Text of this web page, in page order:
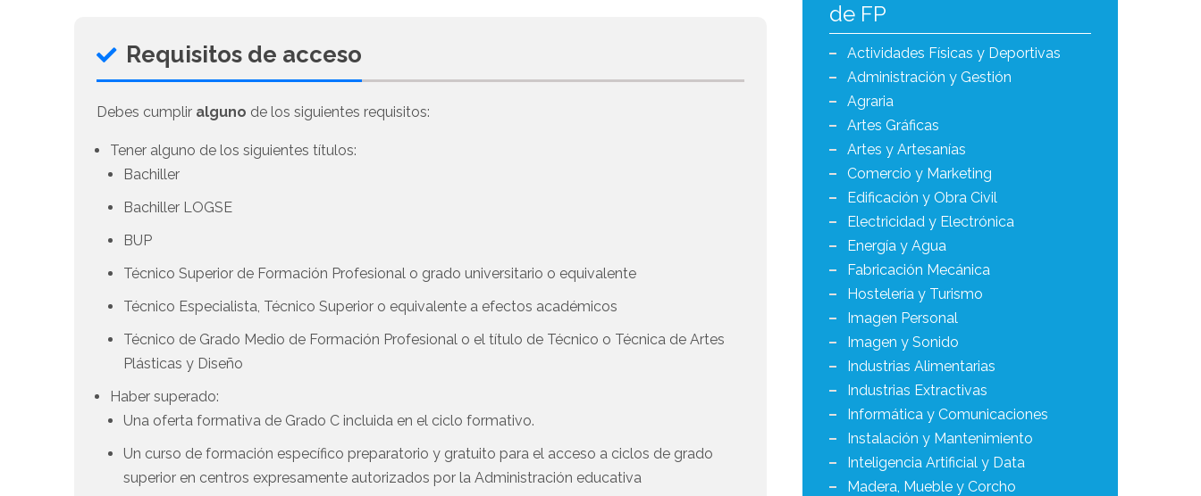
Requisitos de acceso
Debes cumplir alguno de los siguientes requisitos:
Tener alguno de los siguientes títulos:
Bachiller
Bachiller LOGSE
BUP
Técnico Superior de Formación Profesional o grado universitario o equivalente
Técnico Especialista, Técnico Superior o equivalente a efectos académicos
Técnico de Grado Medio de Formación Profesional o el título de Técnico o Técnica de Artes
Plásticas y Diseño
Haber superado:
Una oferta formativa de Grado C incluida en el ciclo formativo.
Un curso de formación específico preparatorio y gratuito para el acceso a ciclos de grado
superior en centros expresamente autorizados por la Administración educativa
de FP
Actividades Físicas y Deportivas
Administración y Gestión
Agraria
Artes Gráficas
Artes y Artesanías
Comercio y Marketing
Edificación y Obra Civil
Electricidad y Electrónica
Energía y Agua
Fabricación Mecánica
Hostelería y Turismo
Imagen Personal
Imagen y Sonido
Industrias Alimentarias
Industrias Extractivas
Informática y Comunicaciones
Instalación y Mantenimiento
Inteligencia Artificial y Data
Madera, Mueble y Corcho